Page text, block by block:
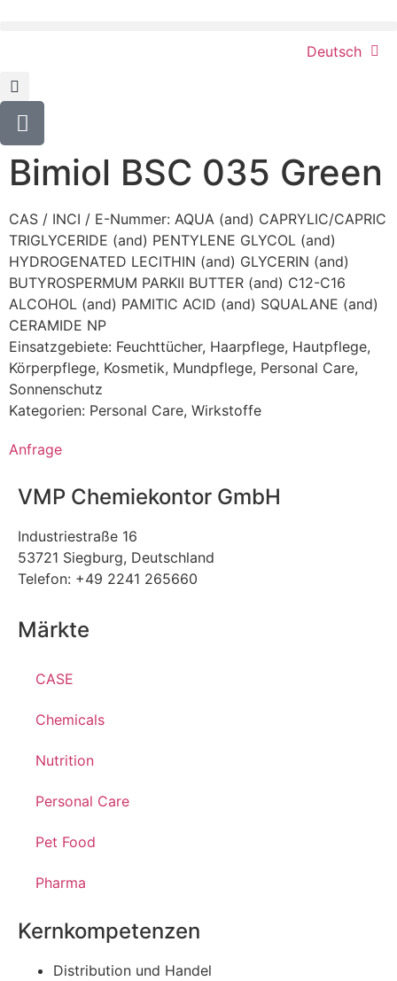
Deutsch
Bimiol BSC 035 Green
CAS / INCI / E-Nummer: AQUA (and) CAPRYLIC/CAPRIC
TRIGLYCERIDE (and) PENTYLENE GLYCOL (and)
HYDROGENATED LECITHIN (and) GLYCERIN (and)
BUTYROSPERMUM PARKII BUTTER (and) C12-C16
ALCOHOL (and) PAMITIC ACID (and) SQUALANE (and)
CERAMIDE NP
Einsatzgebiete: Feuchttücher, Haarpflege, Hautpflege,
Körperpflege, Kosmetik, Mundpflege, Personal Care,
Sonnenschutz
Kategorien: Personal Care, Wirkstoffe
Anfrage
VMP Chemiekontor GmbH
Industriestraße 16
53721 Siegburg, Deutschland
Telefon: +49 2241 265660
Märkte
CASE
Chemicals
Nutrition
Personal Care
Pet Food
Pharma
Kernkompetenzen
Distribution und Handel